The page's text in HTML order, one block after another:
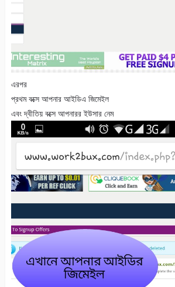
এরপর
প্রথম বক্সে আপনার আইডিএ জিমেইল
এবং দ্বীতিয় বক্সে আপনারর ইউসার নেম